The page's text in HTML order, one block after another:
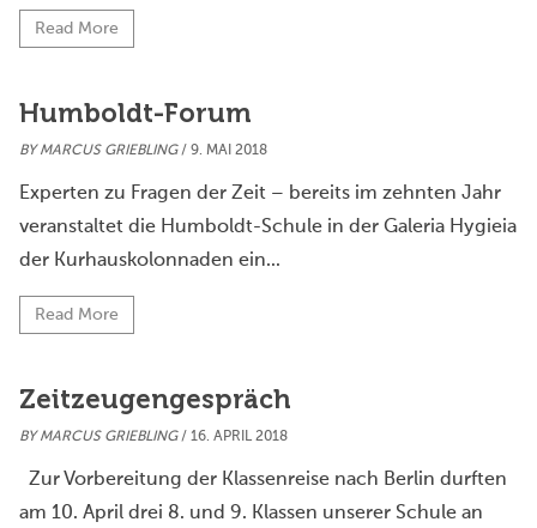
Read More
Humboldt-Forum
BYMARCUS GRIEBLING/ 9. MAI 2018
Experten zu Fragen der Zeit – bereits im zehnten Jahr
veranstaltet die Humboldt-Schule in der Galeria Hygieia
der Kurhauskolonnaden ein...
Read More
Zeitzeugengespräch
BYMARCUS GRIEBLING/ 16. APRIL 2018
Zur Vorbereitung der Klassenreise nach Berlin durften
am 10. April drei 8. und 9. Klassen unserer Schule an